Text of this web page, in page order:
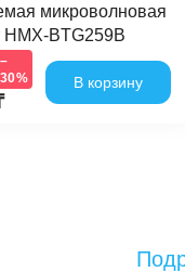
микроволновая
HMX-BTG259B
–
30%
В корзину